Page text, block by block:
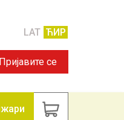
LAT ЋИР
Пријавите се